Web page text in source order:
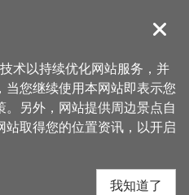
導覽
店家
关闭
术以持续优化网站服务，并
您继续使用本网站即表示您
另外，网站提供周边景点自
取得您的位置资讯，以开启
我知道了